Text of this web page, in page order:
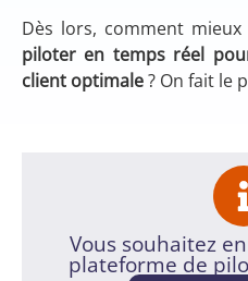
Dès lors, comment
piloter en temps réel
client optimale? On fait le
Vous souhaitez
plateforme de